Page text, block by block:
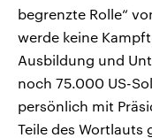
begrenzte Rolle“
werde keine
Ausbildung und
noch 75.000 US-
persönlich mit
Teile des Wortlauts